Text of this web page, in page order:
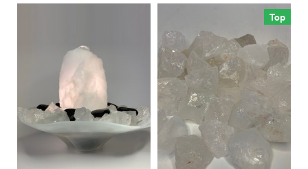
Top